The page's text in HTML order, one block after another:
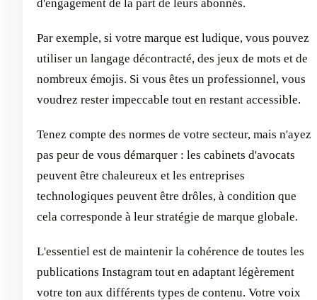
d'engagement de la part de leurs abonnés.
Par exemple, si votre marque est ludique, vous pouvez
utiliser un langage décontracté, des jeux de mots et de
nombreux émojis. Si vous êtes un professionnel, vous
voudrez rester impeccable tout en restant accessible.
Tenez compte des normes de votre secteur, mais n'ayez
pas peur de vous démarquer : les cabinets d'avocats
peuvent être chaleureux et les entreprises
technologiques peuvent être drôles, à condition que
cela corresponde à leur stratégie de marque globale.
L'essentiel est de maintenir la cohérence de toutes les
publications Instagram tout en adaptant légèrement
votre ton aux différents types de contenu. Votre voix